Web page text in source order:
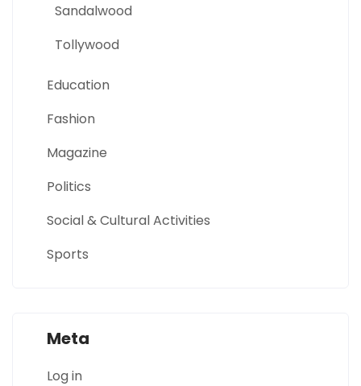
Sandalwood
Tollywood
Education
Fashion
Magazine
Politics
Social & Cultural Activities
Sports
Meta
Log in